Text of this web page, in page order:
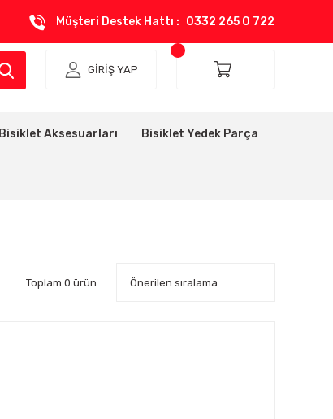
Müşteri Destek Hattı : 0332 265 0 722
GİRİŞ YAP
Bisiklet Aksesuarları Bisiklet Yedek Parça
Toplam 0 ürün